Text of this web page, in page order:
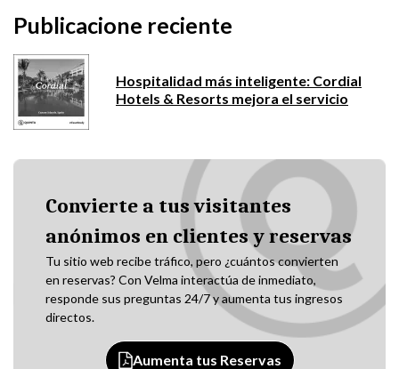
Publicacione reciente
Hospitalidad más inteligente: Cordial
Hotels & Resorts mejora el servicio
Convierte a tus visitantes
anónimos en clientes y reservas
Tu sitio web recibe tráfico, pero ¿cuántos convierten
en reservas? Con Velma interactúa de inmediato,
responde sus preguntas 24/7 y aumenta tus ingresos
directos.
Aumenta tus Reservas